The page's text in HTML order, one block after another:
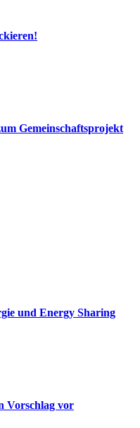
Gemeinschaftsprojekt
und Energy Sharing
Vorschlag vor